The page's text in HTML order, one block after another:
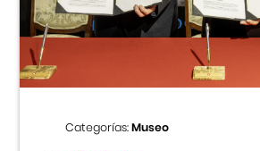
Categorías:Museo